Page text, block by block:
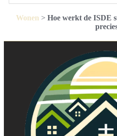
Wonen > Hoe werkt de ISDE